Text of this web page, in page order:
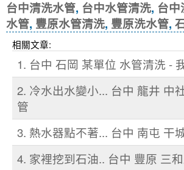
台中清洗水管, 台中水管清洗, 台
水管, 豐原水管清洗, 豐原洗水管,
相關文章:
1. 台中 石岡 某單位 水管清洗 -
2. 冷水出水變小... 台中 龍井 中
管
3. 熱水器點不著... 台中 南屯 干
4. 家裡挖到石油.. 台中 豐原 三